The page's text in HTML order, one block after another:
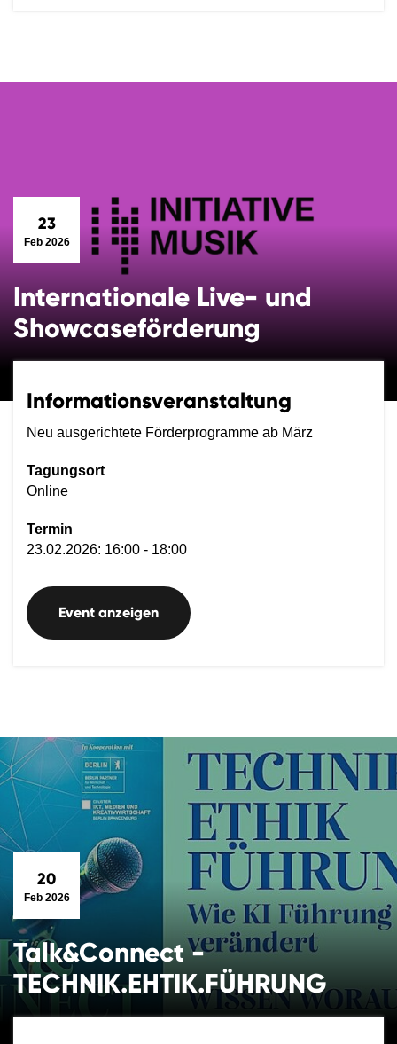
23
Feb 2026
Internationale Live- und
Showcaseförderung
Informationsveranstaltung
Neu ausgerichtete Förderprogramme ab März
Tagungsort
Online
Termin
23.02.2026: 16:00 - 18:00
Event anzeigen
20
Feb 2026
Talk&Connect -
TECHNIK.EHTIK.FÜHRUNG